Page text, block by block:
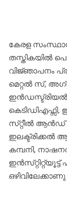
കേരള
തസ്തികയിൽ
വിജ്‌ഞാപനം
മെറ്റൽ സ്,
സ്‌റ്റീൽ
കമ്പനി,
ഇൻസ്‌റ്റിറ്റ്യൂട്ട്